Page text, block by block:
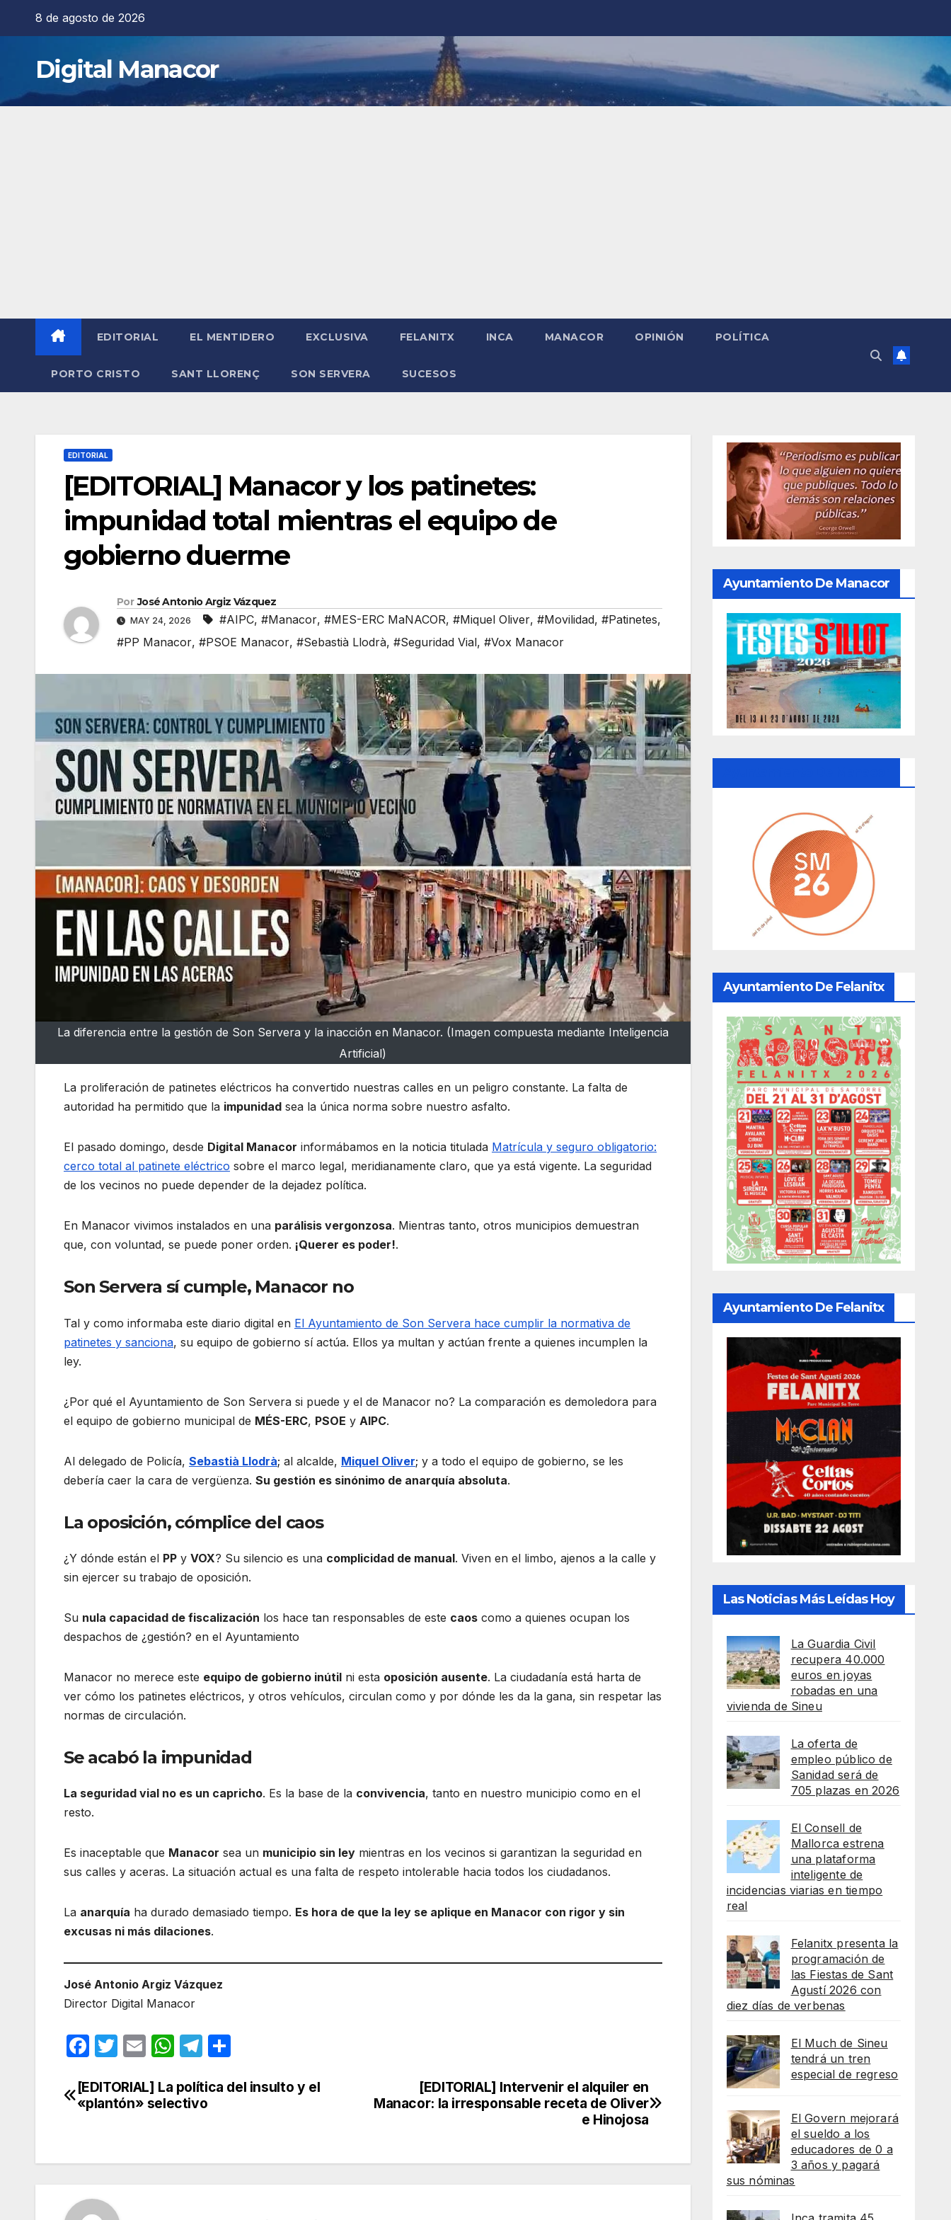
8 de agosto de 2026
Digital Manacor
EDITORIAL EL MENTIDERO EXCLUSIVA FELANITX INCA MANACOR OPINIÓN POLÍTICA
PORTO CRISTO SANT LLORENÇ SON SERVERA SUCESOS
EDITORIAL
[EDITORIAL] Manacor y los patinetes:
impunidad total mientras el equipo de
gobierno duerme
Por José Antonio Argiz Vázquez
MAY 24, 2026 #AIPC, #Manacor, #MES-ERC MaNACOR, #Miquel Oliver, #Movilidad, #Patinetes,
#PP Manacor, #PSOE Manacor, #Sebastià Llodrà, #Seguridad Vial, #Vox Manacor
La diferencia entre la gestión de Son Servera y la inacción en Manacor. (Imagen compuesta mediante Inteligencia
Artificial)
La proliferación de patinetes eléctricos ha convertido nuestras calles en un peligro constante. La falta de
autoridad ha permitido que la impunidad sea la única norma sobre nuestro asfalto.
El pasado domingo, desde Digital Manacor informábamos en la noticia titulada Matrícula y seguro obligatorio:
cerco total al patinete eléctrico sobre el marco legal, meridianamente claro, que ya está vigente. La seguridad
de los vecinos no puede depender de la dejadez política.
En Manacor vivimos instalados en una parálisis vergonzosa. Mientras tanto, otros municipios demuestran
que, con voluntad, se puede poner orden. ¡Querer es poder!.
Son Servera sí cumple, Manacor no
Tal y como informaba este diario digital en El Ayuntamiento de Son Servera hace cumplir la normativa de
patinetes y sanciona, su equipo de gobierno sí actúa. Ellos ya multan y actúan frente a quienes incumplen la
ley.
¿Por qué el Ayuntamiento de Son Servera si puede y el de Manacor no? La comparación es demoledora para
el equipo de gobierno municipal de MÉS-ERC, PSOE y AIPC.
Al delegado de Policía, Sebastià Llodrà; al alcalde, Miquel Oliver; y a todo el equipo de gobierno, se les
debería caer la cara de vergüenza. Su gestión es sinónimo de anarquía absoluta.
La oposición, cómplice del caos
¿Y dónde están el PP y VOX? Su silencio es una complicidad de manual. Viven en el limbo, ajenos a la calle y
sin ejercer su trabajo de oposición.
Su nula capacidad de fiscalización los hace tan responsables de este caos como a quienes ocupan los
despachos de ¿gestión? en el Ayuntamiento
Manacor no merece este equipo de gobierno inútil ni esta oposición ausente. La ciudadanía está harta de
ver cómo los patinetes eléctricos, y otros vehículos, circulan como y por dónde les da la gana, sin respetar las
normas de circulación.
Se acabó la impunidad
La seguridad vial no es un capricho. Es la base de la convivencia, tanto en nuestro municipio como en el
resto.
Es inaceptable que Manacor sea un municipio sin ley mientras en los vecinos si garantizan la seguridad en
sus calles y aceras. La situación actual es una falta de respeto intolerable hacia todos los ciudadanos.
La anarquía ha durado demasiado tiempo. Es hora de que la ley se aplique en Manacor con rigor y sin
excusas ni más dilaciones.
José Antonio Argiz Vázquez
Director Digital Manacor
F
c
e
o
k
T
itt
er
E
ail
W
at
s
p
T
e
gr
m
m
tir
Navegación
[EDITORIAL] Intervenir el alquiler en
Manacor: la irresponsable receta de Oliver
e Hinojosa
[EDITORIAL] La política del insulto y el
«plantón» selectivo
Ayuntamiento De Manacor
Ayuntamiento De Felanitx
Ayuntamiento De Felanitx
Las Noticias Más Leídas Hoy
La Guardia Civil
recupera 40.000
euros en joyas
robadas en una
vivienda de Sineu
La oferta de
empleo público de
Sanidad será de
705 plazas en 2026
El Consell de
Mallorca estrena
una plataforma
inteligente de
incidencias viarias en tiempo
real
Felanitx presenta la
programación de
las Fiestas de Sant
Agustí 2026 con
diez días de verbenas
El Much de Sineu
tendrá un tren
especial de regreso
El Govern mejorará
el sueldo a los
educadores de 0 a
3 años y pagará
sus nóminas